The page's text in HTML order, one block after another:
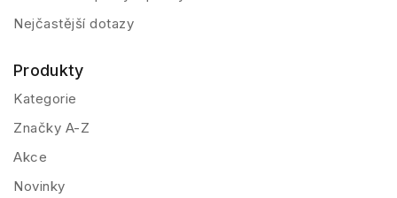
Nejčastější dotazy
Produkty
Kategorie
Značky A-Z
Akce
Novinky